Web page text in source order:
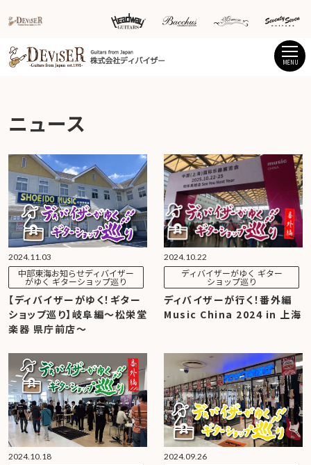
MENU
ニュース
2024.11.03
【ディバイザーがゆく！ギター
ショップ巡り】岐阜編～松栄堂
楽器 県庁前店〜
中部東海お知らせディバイザー
がゆく ギターショップ巡り
2024.10.22
ディバイザーが行く！番外編
Music China 2024 in 上海
ディバイザーがゆく ギター
ショップ巡り
2024.10.18 2024.09.26